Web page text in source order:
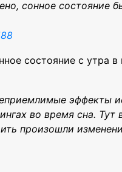
сонное состояние
состояние с утра в
эффекты
во время сна. Тут
произошли